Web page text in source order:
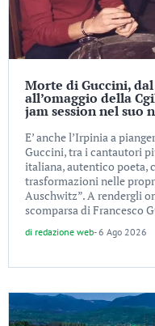
Morte di Guccini,
all’omaggio della
jam session nel suo
E’ anche l’Irpinia a
Guccini, tra i cantautori
italiana, autentico poeta,
trasformazioni nelle
Auschwitz”. A rendergli
scomparsa di Francesco
di redazione web-6 Ago 2026